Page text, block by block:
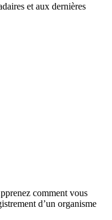
et aux dernières
comment vous
d’un organisme